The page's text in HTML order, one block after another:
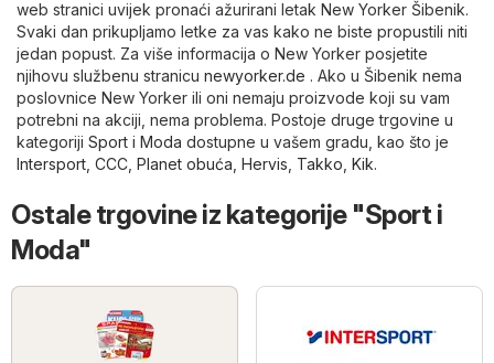
web stranici uvijek pronaći ažurirani letak New Yorker Šibenik.
Svaki dan prikupljamo letke za vas kako ne biste propustili niti
jedan popust. Za više informacija o New Yorker posjetite
njihovu službenu stranicu newyorker.de . Ako u Šibenik nema
poslovnice New Yorker ili oni nemaju proizvode koji su vam
potrebni na akciji, nema problema. Postoje druge trgovine u
kategoriji Sport i Moda dostupne u vašem gradu, kao što je
Intersport CCC Planet obuća Hervis Takko Kik.
Ostale trgovine iz kategorije "Sport i
Moda"